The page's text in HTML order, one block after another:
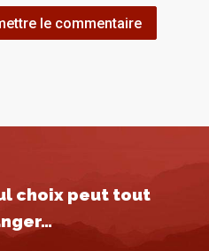
le commentaire
choix peut tout